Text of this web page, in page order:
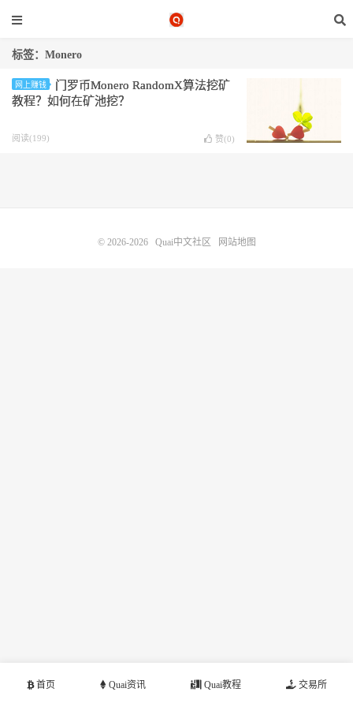
标签：Monero
网上赚钱
门罗币Monero RandomX算法挖矿
教程？如何在矿池挖？
阅读(199) 赞(0)
首页 Quai资讯 Quai教程 交易所
© 2026-2026 Quai中文社区 网站地图